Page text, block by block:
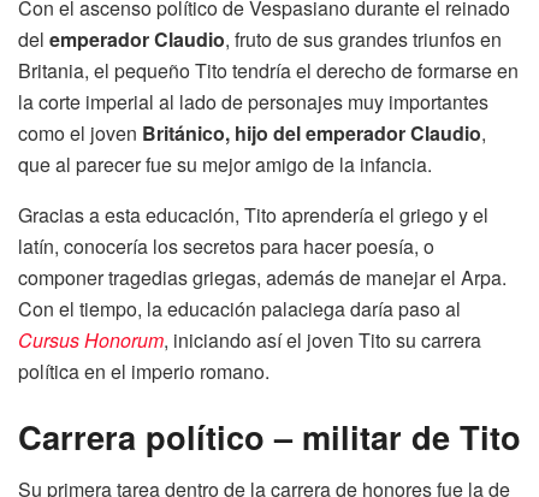
Con el ascenso político de Vespasiano durante el reinado
del emperador Claudio, fruto de sus grandes triunfos en
Britania, el pequeño Tito tendría el derecho de formarse en
la corte imperial al lado de personajes muy importantes
como el joven Británico, hijo del emperador Claudio,
que al parecer fue su mejor amigo de la infancia.
Gracias a esta educación, Tito aprendería el griego y el
latín, conocería los secretos para hacer poesía, o
componer tragedias griegas, además de manejar el Arpa.
Con el tiempo, la educación palaciega daría paso al
Cursus Honorum, iniciando así el joven Tito su carrera
política en el imperio romano.
Carrera político – militar de Tito
Su primera tarea dentro de la carrera de honores fue la de